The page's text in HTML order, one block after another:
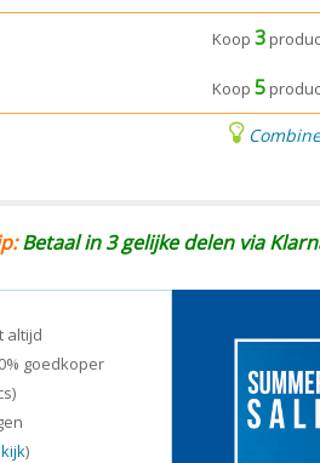
Koop 3
Koop 5
Betaal in 3 gelijke delen via
altijd
goedkoper
)